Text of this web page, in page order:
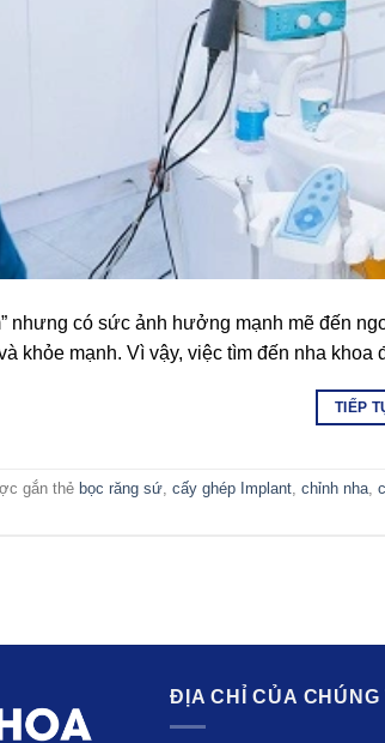
nhưng có sức ảnh hưởng mạnh mẽ đến
khỏe mạnh. Vì vậy, việc tìm đến nha khoa
TIẾP
gắn thẻbọc răng sứ,cấy ghép Implant,chỉnh nha,
ĐỊA CHỈ CỦA CHÚNG